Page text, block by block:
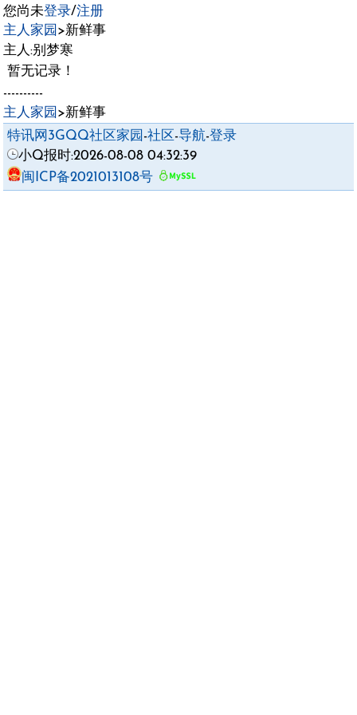
您尚未登录/注册
主人家园 >新鲜事
主人:别梦寒
暂无记录！
----------
主人家园 >新鲜事
特讯网3GQQ社区家园 -社区 -导航-登录
小Q报时:2026-08-08 04:32:39
闽ICP备2021013108号